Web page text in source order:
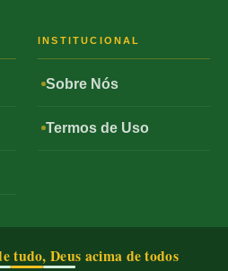
INSTITUCIONAL
Sobre Nós
Termos de Uso
Deus acima de todos